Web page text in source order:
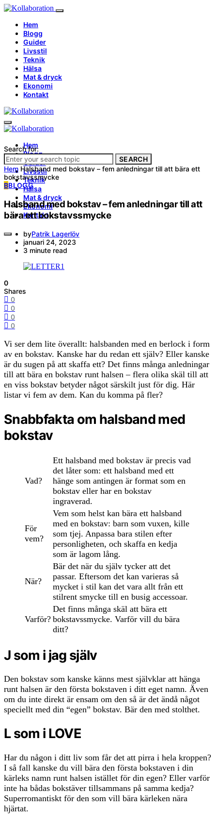
Hem
Blogg
Guider
Livsstil
Teknik
Hälsa
Mat & dryck
Ekonomi
Kontakt
Hem
Blogg
Guider
Livsstil
Teknik
Hälsa
Mat & dryck
Ekonomi
Kontakt
Search for:
SEARCH
Hem Halsband med bokstav – fem anledningar till att bära ett
bokstavssmycke
BBLOGG
Halsband med bokstav – fem anledningar till att
bära ett bokstavssmycke
byPatrik Lagerlöv
januari 24, 2023
3 minute read
0
Shares
0
0
0
0
Vi ser dem lite överallt: halsbanden med en berlock i form
av en bokstav. Kanske har du redan ett själv? Eller kanske
är du sugen på att skaffa ett? Det finns många anledningar
till att bära en bokstav runt halsen – flera olika skäl till att
en viss bokstav betyder något särskilt just för dig. Här
listar vi fem av dem. Kan du komma på fler?
Snabbfakta om halsband med
bokstav
Vad?
Ett halsband med bokstav är precis vad
det låter som: ett halsband med ett
hänge som antingen är format som en
bokstav eller har en bokstav
ingraverad.
För
vem?
Vem som helst kan bära ett halsband
med en bokstav: barn som vuxen, kille
som tjej. Anpassa bara stilen efter
personligheten, och skaffa en kedja
som är lagom lång.
När?
Bär det när du själv tycker att det
passar. Eftersom det kan varieras så
mycket i stil kan det vara allt från ett
stilrent smycke till en busig accessoar.
Varför?
Det finns många skäl att bära ett
bokstavssmycke. Varför vill du bära
ditt?
J som i jag själv
Den bokstav som kanske känns mest självklar att hänga
runt halsen är den första bokstaven i ditt eget namn. Även
om du inte direkt är ensam om den så är det ändå något
speciellt med din “egen” bokstav. Bär den med stolthet.
L som i LOVE
Har du någon i ditt liv som får det att pirra i hela kroppen?
I så fall kanske du vill bära den första bokstaven i din
kärleks namn runt halsen istället för din egen? Eller varför
inte ha bådas bokstäver tillsammans på samma kedja?
Superromantiskt för den som vill bära kärleken nära
hjärtat.